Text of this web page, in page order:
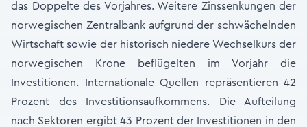
das Doppelte des Vorjahres. Weitere Zinssenkungen der
norwegischen Zentralbank aufgrund der schwächelnden
Wirtschaft sowie der historisch niedere Wechselkurs der
norwegischen Krone beflügelten im Vorjahr die
Investitionen. Internationale Quellen repräsentieren 42
Prozent des Investitionsaufkommens. Die Aufteilung
nach Sektoren ergibt 43 Prozent der Investitionen in den